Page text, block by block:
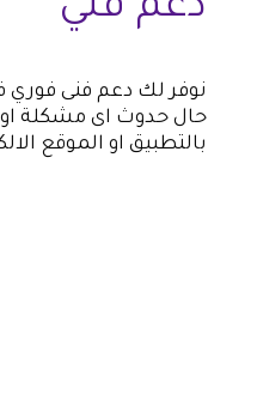
دعم فني
نوفر لك دعم فنى فوري
حال حدوث اى مشكلة
بالتطبيق او الموقع